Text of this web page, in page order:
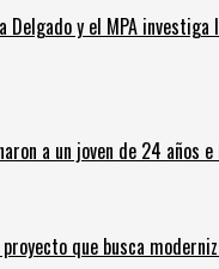
Delgado y el MPA
a un joven de 24 años
que busca